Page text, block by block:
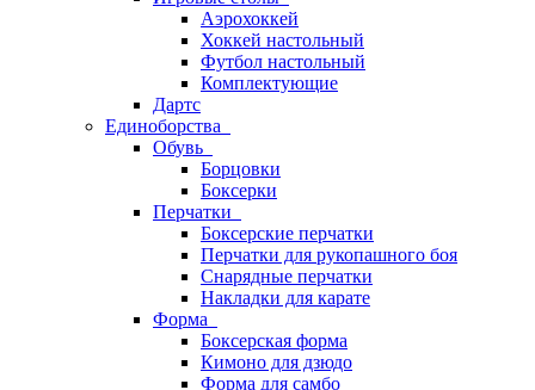
Аэрохоккей
Хоккей настольный
Футбол настольный
Комплектующие
Дартс
Единоборства
Обувь
Борцовки
Боксерки
Перчатки
Боксерские перчатки
Перчатки для рукопашного боя
Снарядные перчатки
Накладки для карате
Форма
Боксерская форма
Кимоно для дзюдо
Форма для самбо